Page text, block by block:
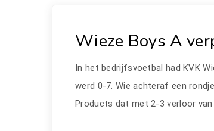
Wieze Boys A
In het bedrijfsvoetbal had KVK
werd 0-7. Wie achteraf een
Products dat met 2-3 verloor